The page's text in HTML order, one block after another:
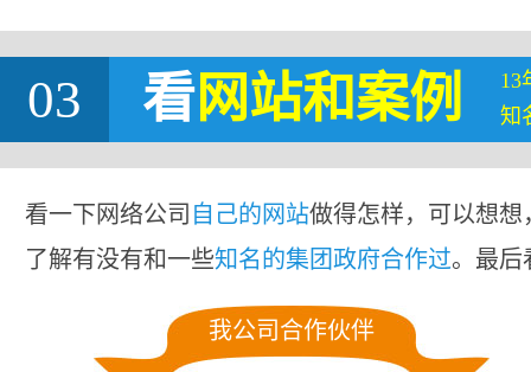
03 看网站和案例
13
知
看一下网络公司 自己的网站做得怎样，可以想
了解有没有和一些知名的集团政府合作过。最后
我公司合作伙伴